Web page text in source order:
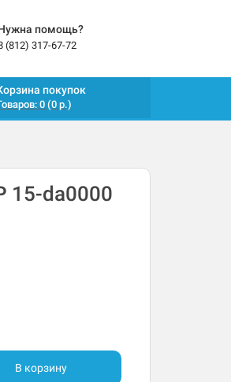
помощь?
(812) 317-67-72
покупок
0 (0 р.)
15-da0000
В корзину